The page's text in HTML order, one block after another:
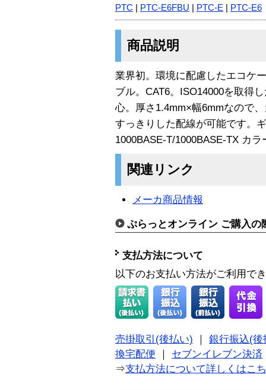
PTC PTC-E6FBU PTC-E PTC-E6
商品説明
業界初。環境に配慮したエコケ
ブル。CAT6。ISO14000を取得
心。厚さ1.4mm×幅6mmなので
すっきりした配線が可能です。
1000BASE-T/1000BASE-TX カ
関連リンク
メーカ商品情報
ぷらっとオンライン ご購入の
支払方法について
以下のお支払い方法がご利用で
売掛取引(後払い)
銀行振込(後
換宅配便
セブンイレブン決済
⇒支払方法について詳しくはこ